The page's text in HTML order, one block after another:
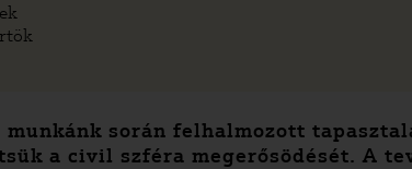
munkánk során felhalmozott
a civil szféra megerősödését. A